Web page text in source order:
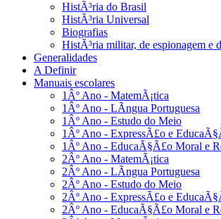
HistÃ³ria do Brasil
HistÃ³ria Universal
Biografias
HistÃ³ria militar, de espionagem e
Generalidades
A Definir
Manuais escolares
1Âº Ano - MatemÃ¡tica
1Âº Ano - LÃ­ngua Portuguesa
1Âº Ano - Estudo do Meio
1Âº Ano - ExpressÃ£o e
1Âº Ano - EducaÃ§Ã£o Moral e
2Âº Ano - MatemÃ¡tica
2Âº Ano - LÃ­ngua Portuguesa
2Âº Ano - Estudo do Meio
2Âº Ano - ExpressÃ£o e
2Âº Ano - EducaÃ§Ã£o Moral e